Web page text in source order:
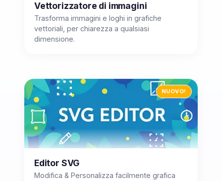
Vettorizzatore di immagini
Trasforma immagini e loghi in grafiche
vettoriali, per chiarezza a qualsiasi
dimensione.
NUOVO!
Editor SVG
Modifica & Personalizza facilmente grafica